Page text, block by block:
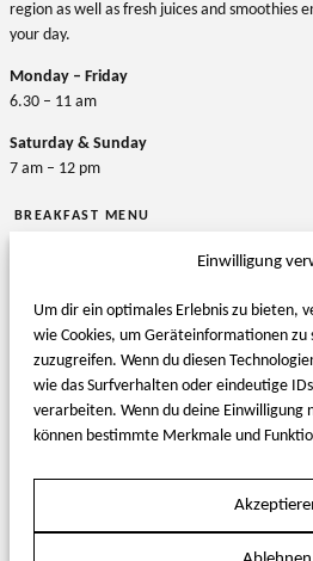
Einwilligung
Um dir ein optimales Erlebnis zu bieten,
wie Cookies, um Geräteinformationen
zuzugreifen. Wenn du diesen
wie das Surfverhalten oder eindeutige
verarbeiten. Wenn du deine Einwilligung
können bestimmte Merkmale und
region as well as fresh juices and smoothies
your day.
Monday – Friday
6.30 – 11 am
Saturday & Sunday
7 am – 12 pm
BREAKFAST MENU